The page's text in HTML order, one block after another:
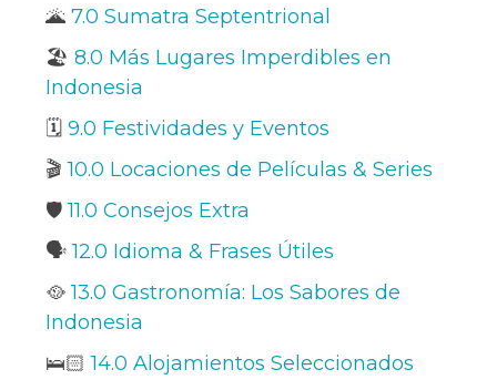
🌋 7.0 Sumatra Septentrional
🏖️ 8.0 Más Lugares Imperdibles en
Indonesia
🗓️ 9.0 Festividades y Eventos
🎬10.0 Locaciones de Películas & Series
🛡️11.0 Consejos Extra
🗣️12.0 Idioma & Frases Útiles
🥘13.0 Gastronomía: Los Sabores de
Indonesia
🛌🏻14.0 Alojamientos Seleccionados